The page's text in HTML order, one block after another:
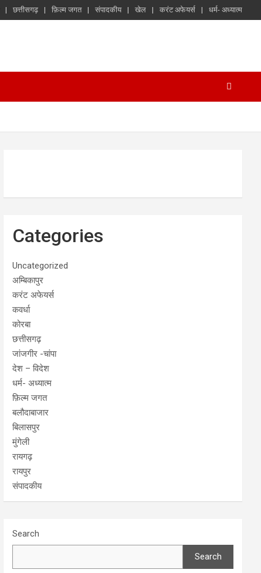
छत्तीसगढ़ फ़िल्म जगत संपादकीय खेल करंट अफेयर्स धर्म- अध्यात्म
Categories
Uncategorized
अम्बिकापुर
करंट अफेयर्स
कवर्धा
कोरबा
छत्तीसगढ़
जांजगीर -चांपा
देश – विदेश
धर्म- अध्यात्म
फ़िल्म जगत
बलौदाबाजार
बिलासपुर
मुंगेली
रायगढ़
रायपुर
संपादकीय
Search
Search